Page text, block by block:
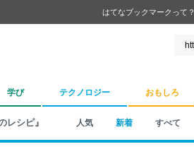
はてなブックマークって？
学び テクノロジー おもしろ
レシピ』 人気 新着 すべて